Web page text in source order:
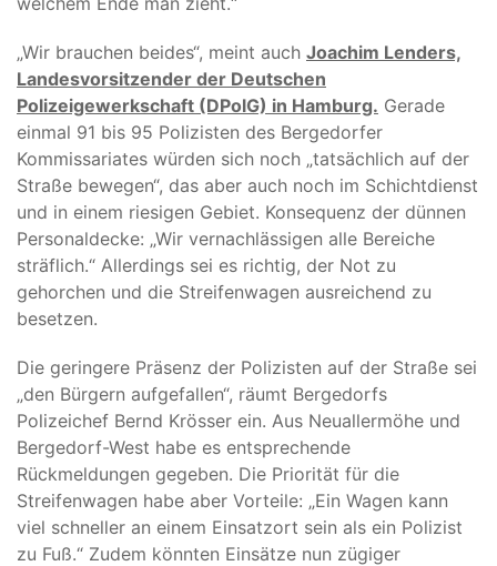
„Wir brauchen beides“, meint auch Joachim Lenders,
Landesvorsitzender der Deutschen
Polizeigewerkschaft (DPolG) in Hamburg. Gerade
einmal 91 bis 95 Polizisten des Bergedorfer
Kommissariates würden sich noch „tatsächlich auf der
Straße bewegen“, das aber auch noch im Schichtdienst
und in einem riesigen Gebiet. Konsequenz der dünnen
Personaldecke: „Wir vernachlässigen alle Bereiche
sträflich.“ Allerdings sei es richtig, der Not zu
gehorchen und die Streifenwagen ausreichend zu
besetzen.
Die geringere Präsenz der Polizisten auf der Straße sei
„den Bürgern aufgefallen“, räumt Bergedorfs
Polizeichef Bernd Krösser ein. Aus Neuallermöhe und
Bergedorf-West habe es entsprechende
Rückmeldungen gegeben. Die Priorität für die
Streifenwagen habe aber Vorteile: „Ein Wagen kann
viel schneller an einem Einsatzort sein als ein Polizist
zu Fuß.“ Zudem könnten Einsätze nun zügiger